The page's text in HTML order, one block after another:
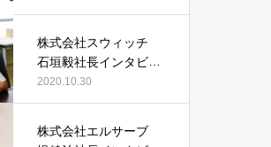
対応した企業だけが生
株式会社スウィッチ
石垣毅社長インタビュ
ー
2020.10.30
株式会社エルサーブ